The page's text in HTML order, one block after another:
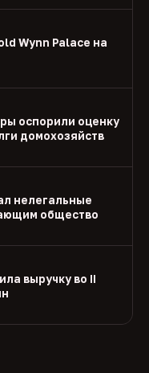
Wynn Palace на
оспорили оценку
домохозяйств
нелегальные
общество
выручку во II